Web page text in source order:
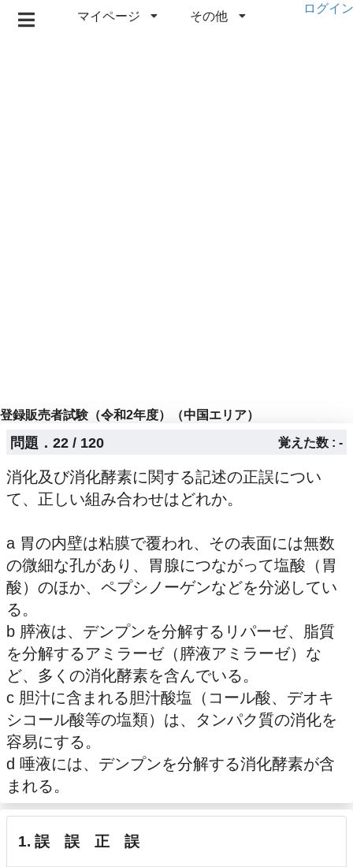
マイページ その他
ログイン
登録販売者試験（令和2年度）（中国エリア）
問題．22 / 120 覚えた数 : -
消化及び消化酵素に関する記述の正誤につい
て、正しい組み合わせはどれか。
a 胃の内壁は粘膜で覆われ、その表面には無数
の微細な孔があり、胃腺につながって塩酸（胃
酸）のほか、ペプシノーゲンなどを分泌してい
る。
b 膵液は、デンプンを分解するリパーゼ、脂質
を分解するアミラーゼ（膵液アミラーゼ）な
ど、多くの消化酵素を含んでいる。
c 胆汁に含まれる胆汁酸塩（コール酸、デオキ
シコール酸等の塩類）は、タンパク質の消化を
容易にする。
d 唾液には、デンプンを分解する消化酵素が含
まれる。
1. 誤 誤 正 誤